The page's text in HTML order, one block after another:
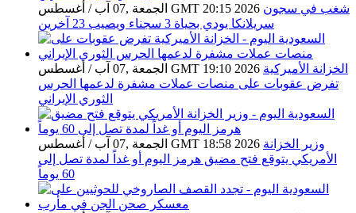
الجمعة ,07 آب / أغسطس GMT 20:15 2026 شغب في سجون
سريلانكا يودي بحياة 3 سجناء ويصيب 23 آخرين
الجمعة ,07 آب / أغسطس GMT 19:10 2026 الخزانة الأميركية
تفرض عقوبات على منصات عملات مشفرة لدعمها الحرس
الثوري الإيراني
الجمعة ,07 آب / أغسطس GMT 18:58 2026 وزير الخزانة
الأمريكي يتوقع فتح مضيق هرمز اليوم أو غداً لمدة تصل إلى
60 يوماً